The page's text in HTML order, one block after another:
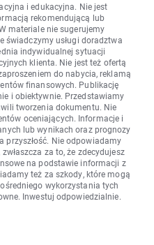
i edukacyjna. Nie jest
rekomendującą lub
materiale nie sugerujemy
świadczymy usługi doradztwa
indywidualnej sytuacji
klienta. Nie jest też ofertą
do nabycia, reklamą
finansowych. Publikację
i obiektywnie. Przedstawiamy
tworzenia dokumentu. Nie
oceniających. Informacje i
lub wynikach oraz prognozy
przyszłość. Nie odpowiadamy
za to, że zdecydujesz
na podstawie informacji z
też za szkody, które mogą
wykorzystania tych
Inwestuj odpowiedzialnie.